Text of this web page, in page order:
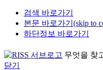
검색 바로가기
본문 바로가기(skip to
하단정보 바로가기
무엇을 찾
닫기